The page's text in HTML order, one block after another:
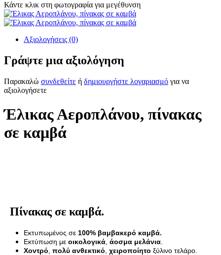
Κάντε κλικ στη φωτογραφία για μεγέθυνση
Αξιολογήσεις (0)
Γράψτε μια αξιολόγηση
Παρακαλώ συνδεθείτε ή δημιουργήστε λογαριασμό για να
αξιολογήσετε
Έλικας Αεροπλάνου, πίνακας
σε καμβά
Πίνακας σε καμβά.
Εκτυπωμένος σε 100% βαμβακερό καμβά.
Εκτύπωση με οικολογικά άοσμα μελάνια
Χοντρό πολύ ανθεκτικό χειροποίητο ξύλινο τελάρο.